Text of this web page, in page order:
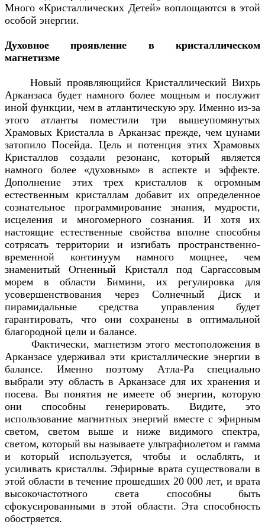
Много «Кристаллических Детей» воплощаются в этой
особой энергии.
Духовное проявление в кристаллическом
магнетизме
Новый проявляющийся Кристаллический Вихрь
Арканзаса будет намного более мощным и послужит
иной функции, чем в атлантическую эру. Именно из-за
этого атланты поместили три вышеупомянутых
Храмовых Кристалла в Арканзас прежде, чем цунами
затопило Посейда. Цель и потенция этих Храмовых
Кристаллов создали резонанс, который является
намного более «духовным» в аспекте и эффекте.
Дополнение этих трех кристаллов к огромным
естественным кристаллам добавит их определенное
сознательное программирование знания, мудрости,
исцеления и многомерного сознания. И хотя их
настоящие естественные свойства вполне способны
сотрясать территории и изгибать пространственно-
временной континуум намного мощнее, чем
знаменитый Огненный Кристалл под Саргассовым
морем в области Бимини, их регулировка для
усовершенствования через Солнечный Диск и
пирамидальные средства управления будет
гарантировать, что они сохранены в оптимальной
благородной цели и балансе.
Фактически, магнетизм этого местоположения в
Арканзасе удерживал эти кристаллические энергии в
балансе. Именно поэтому Aтла-Ра специально
выбрали эту область в Арканзасе для их хранения и
посева. Вы понятия не имеете об энергии, которую
они способны генерировать. Видите, это
использование магнитных энергий вместе с эфирным
светом, светом выше и ниже видимого спектра,
светом, который вы называете ультрафиолетом и гамма
и который используется, чтобы и ослаблять, и
усиливать кристаллы. Эфирные врата существовали в
этой области в течение прошедших 20 000 лет, и врата
высокочастотного света способны быть
сфокусированными в этой области. Эта способность
обостряется.